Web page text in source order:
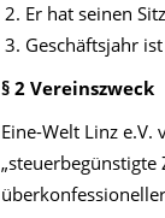
Er hat seinen
Geschäftsjahr
§ 2 Vereinszweck
Eine-Welt Linz
„steuerbegünstigte